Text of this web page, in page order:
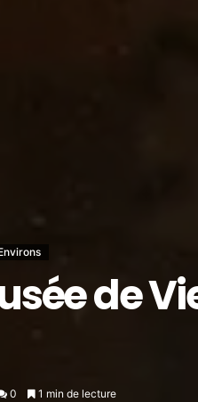
de
0 1 min de lecture